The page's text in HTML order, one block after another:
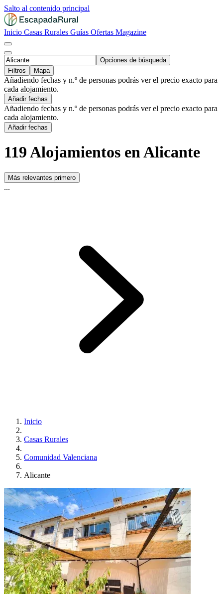
Salto al contenido principal
Inicio Casas Rurales Guías Ofertas Magazine
Opciones de búsqueda
Filtros
Mapa
Añadiendo fechas y n.º de personas podrás ver el precio exacto para
cada alojamiento.
Añadir fechas
Añadiendo fechas y n.º de personas podrás ver el precio exacto para
cada alojamiento.
Añadir fechas
119 Alojamientos en Alicante
Más relevantes primero
...
Inicio
Casas Rurales
Comunidad Valenciana
Alicante